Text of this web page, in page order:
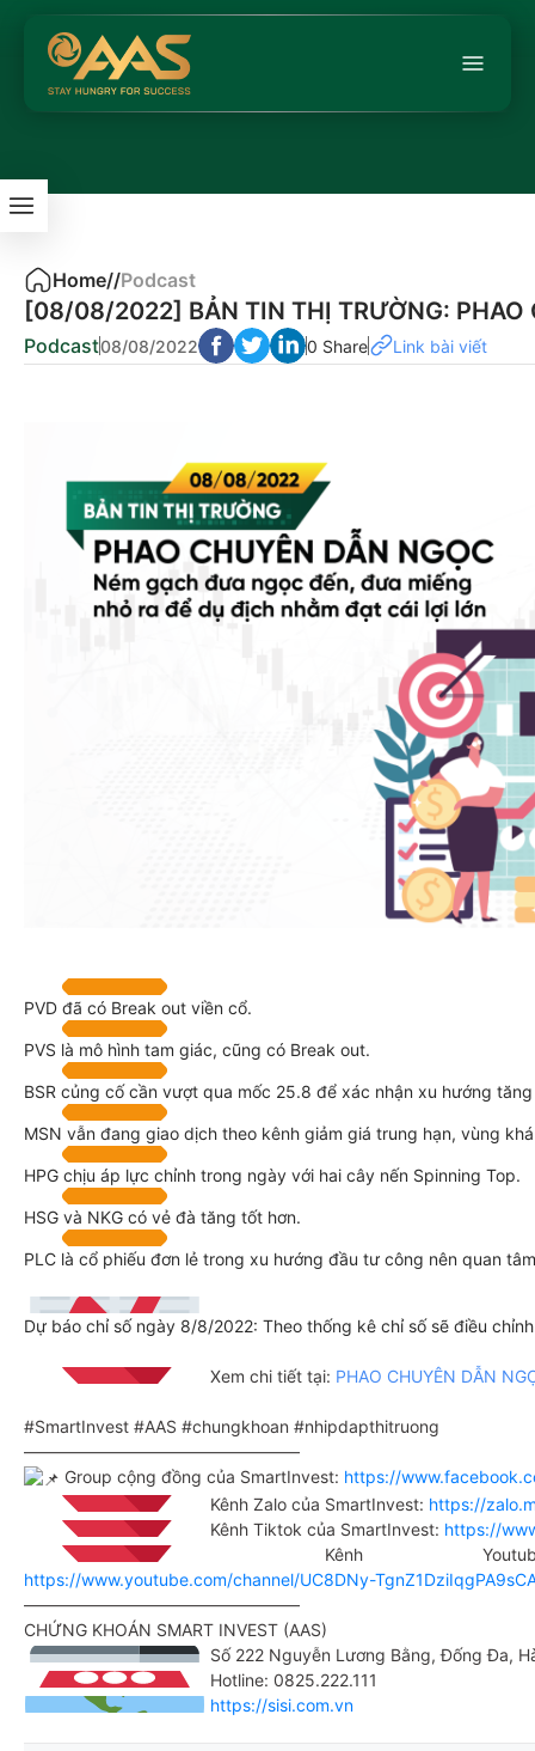
Home//Podcast
[08/08/2022] BẢN TIN THỊ TRƯỜNG: PHAO
Podcast08/08/2022 0 Share Link bài viết
PVD đã có Break out viền cổ.
PVS là mô hình tam giác, cũng có Break out.
BSR củng cố cần vượt qua mốc 25.8 để xác nhận xu hướng tăng
MSN vẫn đang giao dịch theo kênh giảm giá trung hạn, vùng
HPG chịu áp lực chỉnh trong ngày với hai cây nến Spinning Top.
HSG và NKG có vẻ đà tăng tốt hơn.
PLC là cổ phiếu đơn lẻ trong xu hướng đầu tư công nên quan
Dự báo chỉ số ngày 8/8/2022: Theo thống kê chỉ số sẽ điều
Xem chi tiết tại: PHAO CHUYÊN DẪN
#SmartInvest #AAS #chungkhoan #nhipdapthitruong
————————————————–
Group cộng đồng của SmartInvest: https://
Kênh Zalo của SmartInvest: https://
Kênh Tiktok của SmartInvest: https://
Kênh
https://www.youtube.com/channel/UC8DNy-
————————————————–
CHỨNG KHOÁN SMART INVEST (AAS)
Số 222 Nguyễn Lương Bằng, Đống Đa,
Hotline: 0825.222.111
https://sisi.com.vn